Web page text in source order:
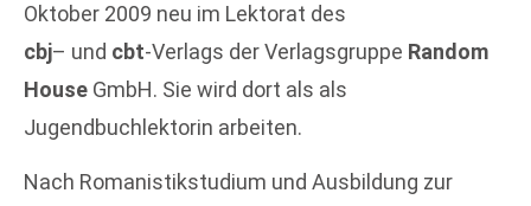
Oktober 2009 neu im Lektorat des
cbj– und cbt-Verlags der Verlagsgruppe Random
House GmbH. Sie wird dort als als
Jugendbuchlektorin arbeiten.
Nach Romanistikstudium und Ausbildung zur